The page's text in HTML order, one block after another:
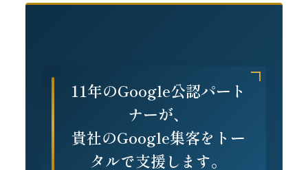
11年のGoogle公認パート
ナーが、
貴社のGoogle集客をトー
タルで支援します。